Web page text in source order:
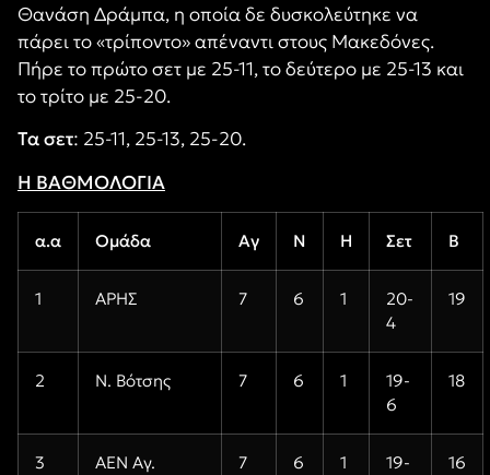
Θανάση Δράμπα, η οποία δε δυσκολεύτηκε να
πάρει το «τρίποντο» απέναντι στους Μακεδόνες.
Πήρε το πρώτο σετ με 25-11, το δεύτερο με 25-13 και
το τρίτο με 25-20.
Τα σετ: 25-11, 25-13, 25-20.
Η ΒΑΘΜΟΛΟΓΙΑ
α.α Ομάδα Αγ Ν Η Σετ Β
1 ΑΡΗΣ 7 6 1
20-
4
19
2 Ν. Βότσης 7 6 1
19-
6
18
3
ΑΕΝ Αγ.
7 6 1
19-
16